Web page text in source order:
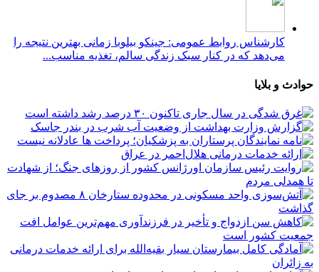
کارشناس روابط عمومی: جینکو بیلوبا زمانی بهترین نتیجه را
می‌دهد که در کنار سبک زندگی سالم، تغذیه مناسب...
حوادث و بلایا